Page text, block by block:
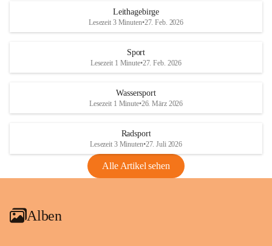
Maßnahmen zur Bekämpfung
Rebe und der Amerikanischen
Anhang VBl. EU Nr. 18
1 Seite•1,4 MB
VBl. EU Nr. 18_2026
Leithagebirge
Lesezeit 3 Minuten•27. Feb. 2026
Sport
Lesezeit 1 Minute•27. Feb. 2026
Wassersport
Lesezeit 1 Minute•26. März 2026
Radsport
Lesezeit 3 Minuten•27. Juli 2026
Alle Artikel sehen
Alben